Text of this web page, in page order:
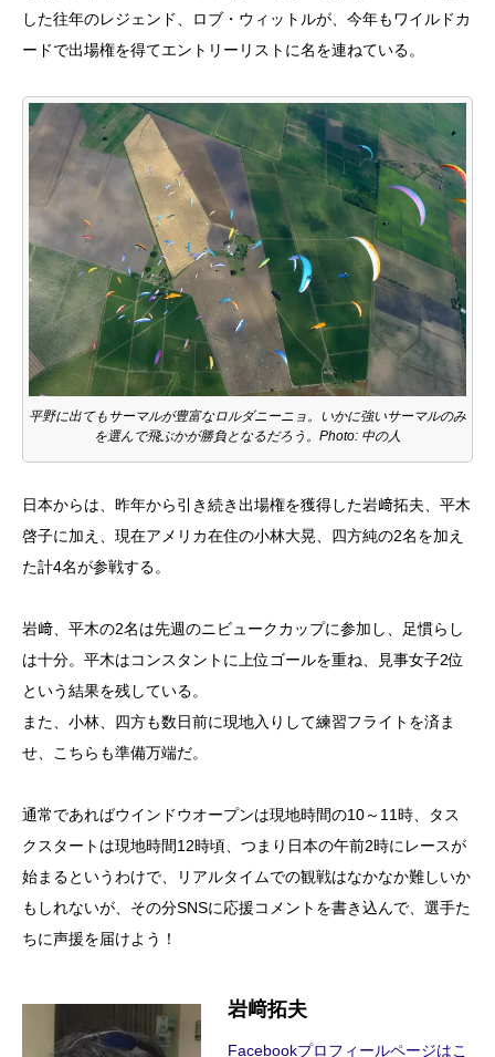
した往年のレジェンド、ロブ・ウィットルが、今年もワイルドカ
ードで出場権を得てエントリーリストに名を連ねている。
平野に出てもサーマルが豊富なロルダニーニョ。いかに強いサーマルのみ
を選んで飛ぶかが勝負となるだろう。Photo: 中の人
日本からは、昨年から引き続き出場権を獲得した岩﨑拓夫、平木
啓子に加え、現在アメリカ在住の小林大晃、四方純の2名を加え
た計4名が参戦する。
岩﨑、平木の2名は先週のニビュークカップに参加し、足慣らし
は十分。平木はコンスタントに上位ゴールを重ね、見事女子2位
という結果を残している。
また、小林、四方も数日前に現地入りして練習フライトを済ま
せ、こちらも準備万端だ。
通常であればウインドウオープンは現地時間の10～11時、タス
クスタートは現地時間12時頃、つまり日本の午前2時にレースが
始まるというわけで、リアルタイムでの観戦はなかなか難しいか
もしれないが、その分SNSに応援コメントを書き込んで、選手た
ちに声援を届けよう！
岩﨑拓夫
Facebookプロフィールページはこ